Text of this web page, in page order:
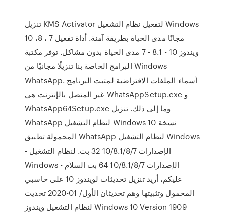
تنزيل KMS Activator لتفعيل نظام التشغيل Windows
10 ،8 ، 7 مجانًا مدى الحياة بطريقة آمنة. أداة تفعيل
ويندوز 10 - 8.1 - 7 مدى الحياة بدون مشاكل. توفر مكتبة
البرامج الخاصة بنا تنزيلًا مجانيًا من Windows
WhatsApp. أسماء الملفات الافتراضية لمثبت البرنامج
غير المتصل بالإنترنت هي WhatsAppSetup.exe و
WhatsApp64Setup.exe وما إلى ذلك. تنزيل
WhatsApp لنظام التشغيل Windows 10 نسخة
المحمولة تطبيق WhatsApp لنظام التشغيل Windows
- الإصدارات 10/8.1/8/7 32 بت. لنظام التشغيل
Windows - الإصدارات 10/8.1/8/7 64 بت السلام
عليكم، أريد تنزيل تحديثات لويندوز 10 على حاسبي
المحمول وتثبيتها وهم تحديثان الأول/ 01-2020 تحديث
لنظام التشغيل ويندوز Windows 10 Version 1909